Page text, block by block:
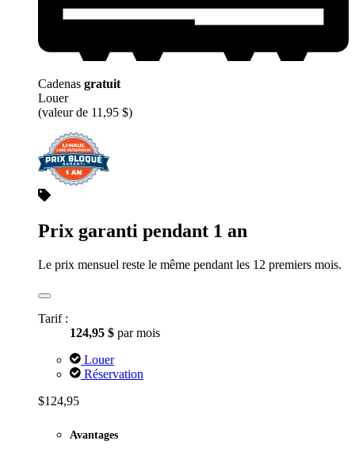
Cadenas gratuit
Louer
(valeur de 11,95 $)
Prix garanti pendant 1 an
Le prix mensuel reste le même pendant les 12 premiers mois.
Tarif :
124,95 $ par mois
Louer
Réservation
$124,95
Avantages